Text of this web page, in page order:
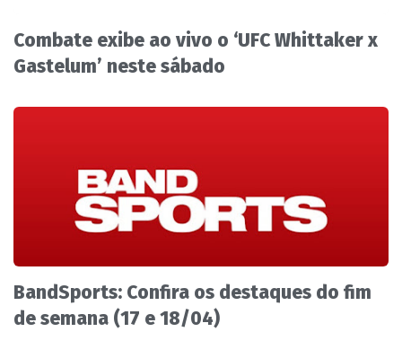
Combate exibe ao vivo o ‘UFC Whittaker x
Gastelum’ neste sábado
BandSports: Confira os destaques do fim
de semana (17 e 18/04)